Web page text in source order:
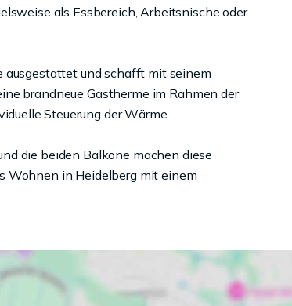
als Essbereich, Arbeitsnische oder
ausgestattet und schafft mit seinem
brandneue Gastherme im Rahmen der
Steuerung der Wärme.
die beiden Balkone machen diese
Wohnen in Heidelberg mit einem